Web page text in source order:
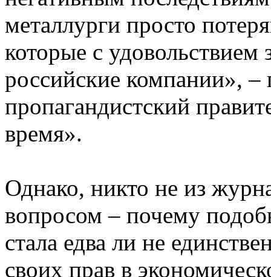
металлурги просто
которые с удовольствием
российские компании», –
пропагандистский
время».
Однако, никто не из
вопросом – почему
стала едва ли не
своих прав в